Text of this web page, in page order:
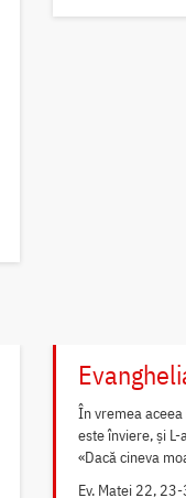
În vremea
este înviere, și
«Dacă cineva
Ev. Matei 22,